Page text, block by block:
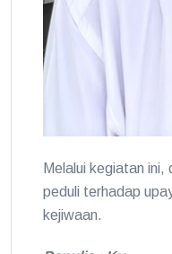
Melalui kegiatan
peduli terhadap
kejiwaan.